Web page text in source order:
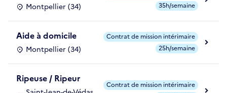
Montpellier (34)
35h/semaine
Aide à domicile
Montpellier (34)
Contrat de mission intérimaire
25h/semaine
Ripeuse / Ripeur
Contrat de mission intérimaire